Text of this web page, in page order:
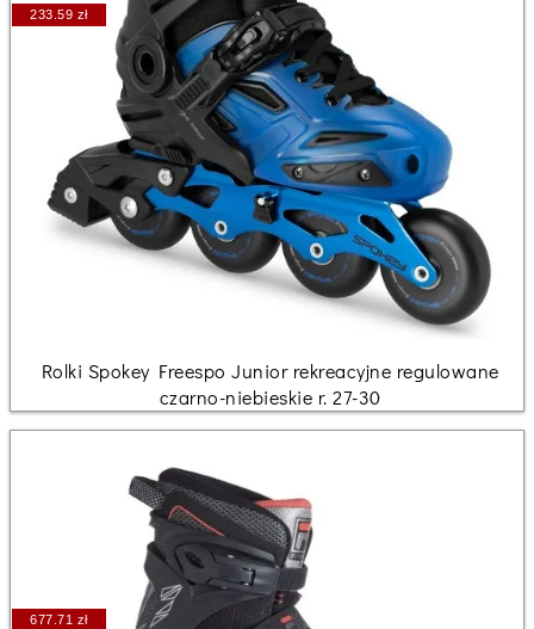
233.59 zł
Rolki Spokey Freespo Junior rekreacyjne regulowane
czarno-niebieskie r. 27-30
677.71 zł